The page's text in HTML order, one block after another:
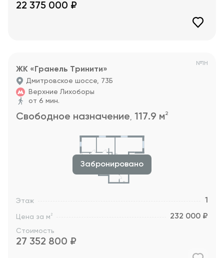
22 375 000 ₽
№1Н
ЖК «Гранель Тринити»
Дмитровское шоссе, 73Б
Верхние Лихоборы
от 6 мин.
Свободное назначение, 117.9 м 2
Этаж 1
Цена за м 2 232 000 ₽
Стоимость
27 352 800 ₽
Забронировано